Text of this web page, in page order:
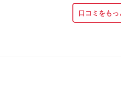
口コミをもっ